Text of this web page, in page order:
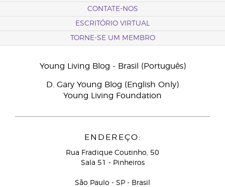
CONTATE-NOS
ESCRITÓRIO VIRTUAL
TORNE-SE UM MEMBRO
Young Living Blog - Brasil (Português)
D. Gary Young Blog (English Only)
Young Living Foundation
ENDEREÇO:
Rua Fradique Coutinho, 50
Sala 51 - Pinheiros
São Paulo - SP - Brasil